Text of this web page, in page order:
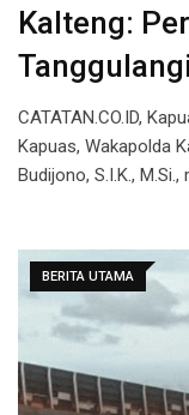
Kalteng:
CATATAN.CO.ID,
Kapuas, Wakapolda
Budijono, S.I.K.,
BERITA UTAMA